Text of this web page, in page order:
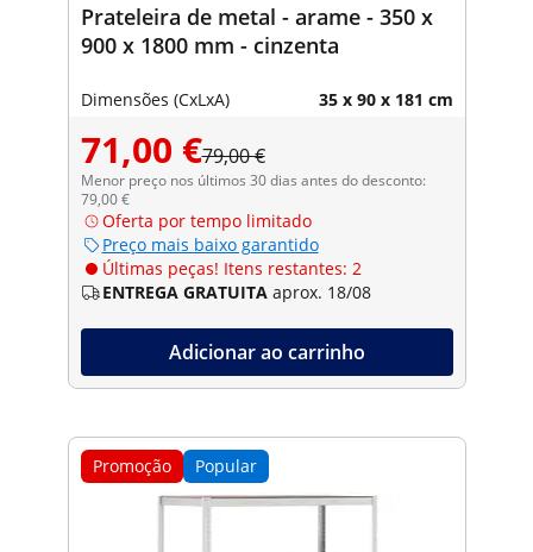
Prateleira de metal - arame - 350 x
900 x 1800 mm - cinzenta
Dimensões (CxLxA) 35 x 90 x 181 cm
71,00 €79,00 €
Menor preço nos últimos 30 dias antes do desconto:
79,00 €
Oferta por tempo limitado
Preço mais baixo garantido
Últimas peças! Itens restantes: 2
ENTREGA GRATUITA aprox. 18/08
Adicionar ao carrinho
Promoção Popular